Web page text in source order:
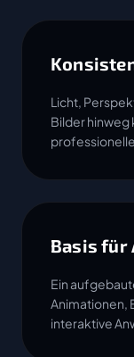
Licht,
Bilder hinweg
Basis für
Ein
Animationen,
interaktive